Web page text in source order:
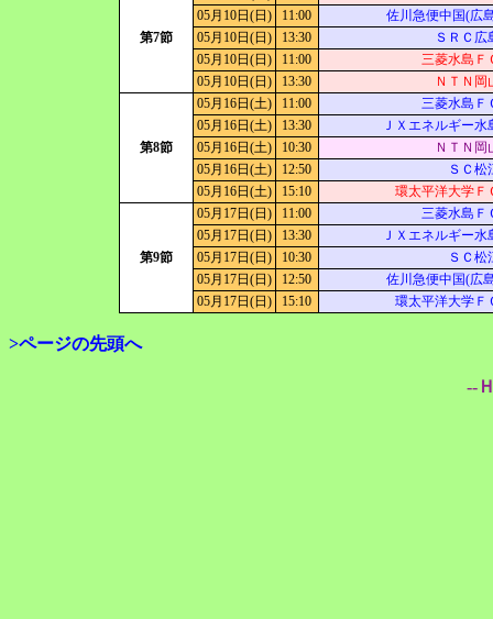
第7節
05月10日(日)
11:00
佐川急便中国(広
05月10日(日)
13:30
ＳＲＣ広
05月10日(日)
11:00
三菱水島Ｆ
05月10日(日)
13:30 ＮＴＮ岡
第8節
05月16日(土) 11:00
三菱水島Ｆ
05月16日(土)
13:30
ＪＸエネルギー水
05月16日(土)
10:30
ＮＴＮ岡
05月16日(土)
12:50
ＳＣ松
05月16日(土)
15:10 環太平洋大学Ｆ
第9節
05月17日(日) 11:00
三菱水島Ｆ
05月17日(日)
13:30
ＪＸエネルギー水
05月17日(日)
10:30
ＳＣ松
05月17日(日)
12:50
佐川急便中国(広
05月17日(日)
15:10 環太平洋大学Ｆ
>ページの先頭へ
--